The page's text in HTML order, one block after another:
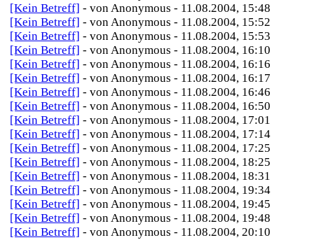
[Kein Betreff] - von Anonymous - 11.08.2004, 15:48
[Kein Betreff] - von Anonymous - 11.08.2004, 15:52
[Kein Betreff] - von Anonymous - 11.08.2004, 15:53
[Kein Betreff] - von Anonymous - 11.08.2004, 16:10
[Kein Betreff] - von Anonymous - 11.08.2004, 16:16
[Kein Betreff] - von Anonymous - 11.08.2004, 16:17
[Kein Betreff] - von Anonymous - 11.08.2004, 16:46
[Kein Betreff] - von Anonymous - 11.08.2004, 16:50
[Kein Betreff] - von Anonymous - 11.08.2004, 17:01
[Kein Betreff] - von Anonymous - 11.08.2004, 17:14
[Kein Betreff] - von Anonymous - 11.08.2004, 17:25
[Kein Betreff] - von Anonymous - 11.08.2004, 18:25
[Kein Betreff] - von Anonymous - 11.08.2004, 18:31
[Kein Betreff] - von Anonymous - 11.08.2004, 19:34
[Kein Betreff] - von Anonymous - 11.08.2004, 19:45
[Kein Betreff] - von Anonymous - 11.08.2004, 19:48
[Kein Betreff] - von Anonymous - 11.08.2004, 20:10